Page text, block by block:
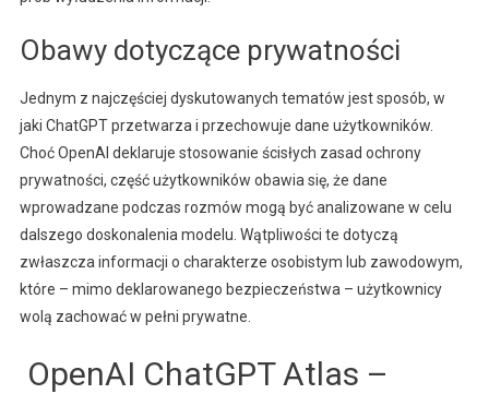
Obawy dotyczące prywatności
Jednym z najczęściej dyskutowanych tematów jest sposób, w
jaki ChatGPT przetwarza i przechowuje dane użytkowników.
Choć OpenAI deklaruje stosowanie ścisłych zasad ochrony
prywatności, część użytkowników obawia się, że dane
wprowadzane podczas rozmów mogą być analizowane w celu
dalszego doskonalenia modelu. Wątpliwości te dotyczą
zwłaszcza informacji o charakterze osobistym lub zawodowym,
które – mimo deklarowanego bezpieczeństwa – użytkownicy
wolą zachować w pełni prywatne.
OpenAI ChatGPT Atlas –